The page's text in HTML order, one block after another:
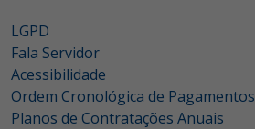
LGPD
Fala Servidor
Acessibilidade
Ordem Cronológica de Pagamentos
Planos de Contratações Anuais